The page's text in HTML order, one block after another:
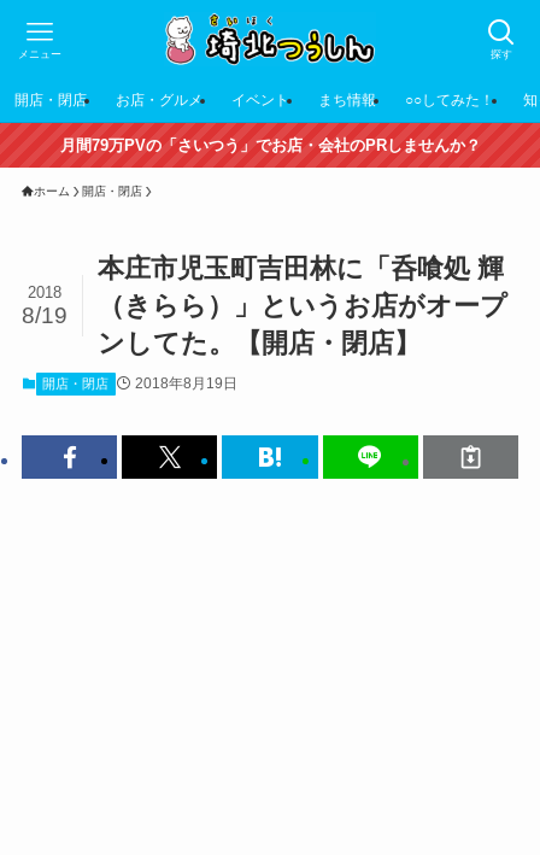
探す
メニュー
開店・閉店 お店・グルメ イベント まち情報 ○○してみた！
月間79万PVの「さいつう」でお店・会社のPRしませんか？
ホーム 開店・閉店
本庄市児玉町吉田林に「呑喰処 輝
（きらら）」というお店がオープ
ンしてた。【開店・閉店】
2018
8/19
開店・閉店 2018年8月19日